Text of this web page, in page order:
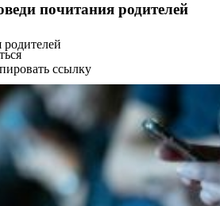
почитания родителей